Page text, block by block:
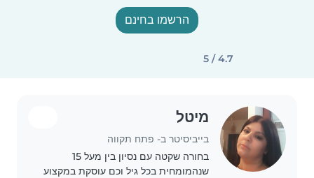
הרשמו בחינם
4.7 / 5
מיטל
בייביסיטר ב- פתח תקווה
בחורה שקטה עם נסיון בין מעל 15
שנהמומחית בכל גיל וכם עוסקת במקצוע